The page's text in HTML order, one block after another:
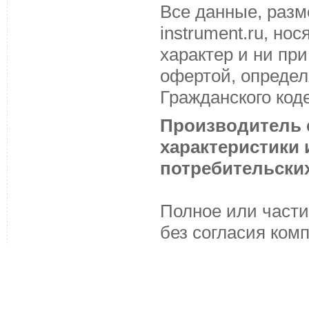
Все данные,
instrument.ru,
характер и ни
офертой,
Гражданского
Производитель
Полное или
без согласия